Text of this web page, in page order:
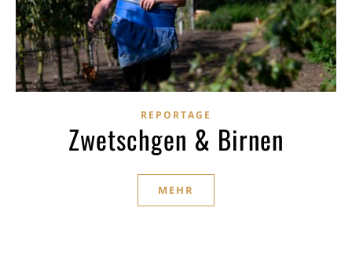
REPORTAGE
Zwetschgen & Birnen
MEHR